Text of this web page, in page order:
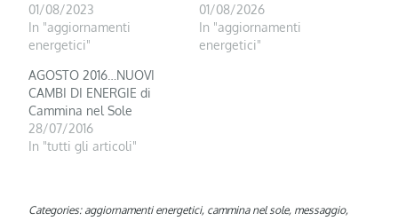
01/08/2023
In "aggiornamenti
energetici"
01/08/2026
In "aggiornamenti
energetici"
AGOSTO 2016…NUOVI
CAMBI DI ENERGIE di
Cammina nel Sole
28/07/2016
In "tutti gli articoli"
Categories: aggiornamenti energetici, cammina nel sole, messaggio,